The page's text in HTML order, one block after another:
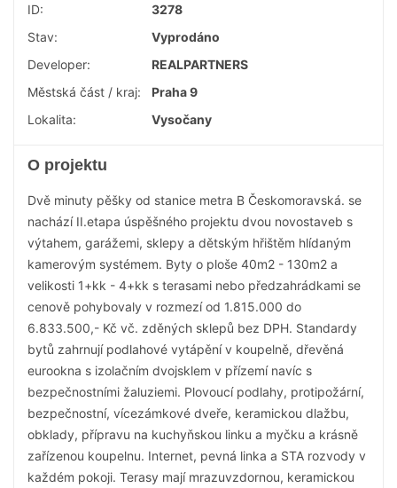
ID:
3278
Stav:
Vyprodáno
Developer:
REALPARTNERS
Městská část / kraj:
Praha 9
Lokalita:
Vysočany
O projektu
Dvě minuty pěšky od stanice metra B Českomoravská. se
nachází II.etapa úspěšného projektu dvou novostaveb s
výtahem, garážemi, sklepy a dětským hřištěm hlídaným
kamerovým systémem. Byty o ploše 40m2 - 130m2 a
velikosti 1+kk - 4+kk s terasami nebo předzahrádkami se
cenově pohybovaly v rozmezí od 1.815.000 do
6.833.500,- Kč vč. zděných sklepů bez DPH. Standardy
bytů zahrnují podlahové vytápění v koupelně, dřevěná
eurookna s izolačním dvojsklem v přízemí navíc s
bezpečnostními žaluziemi. Plovoucí podlahy, protipožární,
bezpečnostní, vícezámkové dveře, keramickou dlažbu,
obklady, přípravu na kuchyňskou linku a myčku a krásně
zařízenou koupelnu. Internet, pevná linka a STA rozvody v
každém pokoji. Terasy mají mrazuvzdornou, keramickou